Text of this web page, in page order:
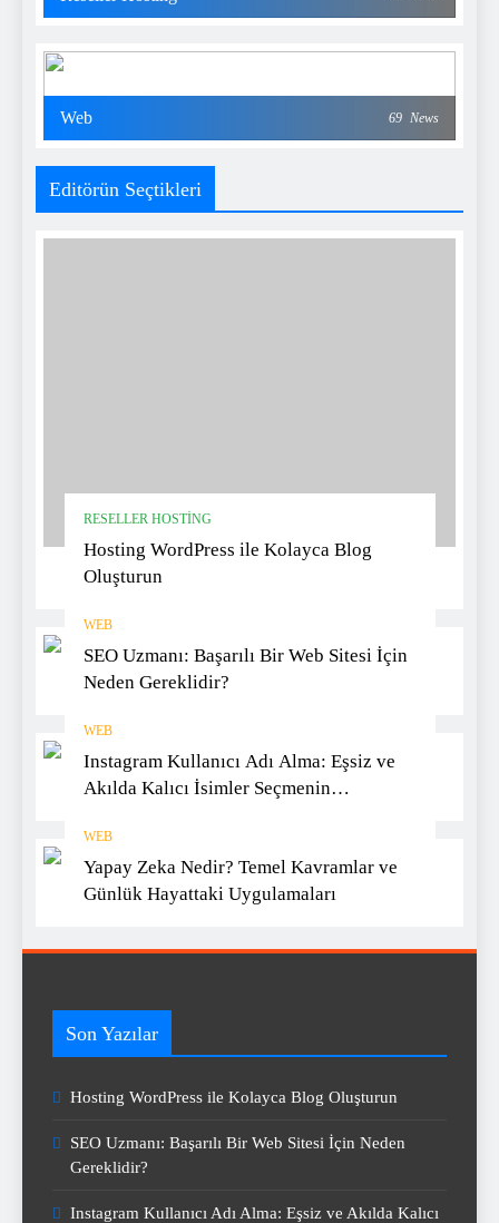
Web 69 News
Editörün Seçtikleri
RESELLER HOSTING
Hosting WordPress ile Kolayca Blog
Oluşturun
WEB
SEO Uzmanı: Başarılı Bir Web Sitesi İçin
Neden Gereklidir?
WEB
Instagram Kullanıcı Adı Alma: Eşsiz ve
Akılda Kalıcı İsimler Seçmenin
WEB
Yapay Zeka Nedir? Temel Kavramlar ve
Günlük Hayattaki Uygulamaları
Son Yazılar
Hosting WordPress ile Kolayca Blog Oluşturun
SEO Uzmanı: Başarılı Bir Web Sitesi İçin Neden
Gereklidir?
Instagram Kullanıcı Adı Alma: Eşsiz ve Akılda Kalıcı